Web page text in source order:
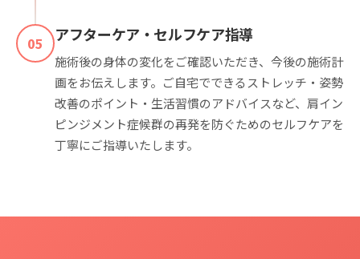
05 アフターケア・セルフケア指導
施術後の身体の変化をご確認いただき、今後の施術計
画をお伝えします。ご自宅でできるストレッチ・姿勢
改善のポイント・生活習慣のアドバイスなど、肩イン
ピンジメント症候群の再発を防ぐためのセルフケアを
丁寧にご指導いたします。